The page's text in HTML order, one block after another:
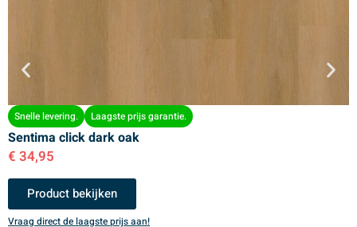
Snelle levering. Laagste prijs garantie.
Sentima click dark oak
€ 34,95
Product bekijken
Vraag direct de laagste prijs aan!